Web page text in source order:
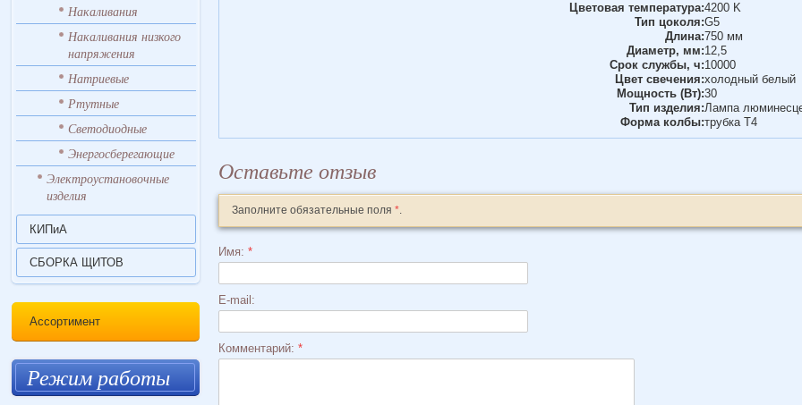
Накаливания
Накаливания низкого
напряжения
Натриевые
Ртутные
Светодиодные
Энергосберегающие
Электроустановочные
изделия
КИПиА
СБОРКА ЩИТОВ
Ассортимент
Режим работы
Цветовая температура:4200 K
Тип цоколя:G5
Длина:750 мм
Диаметр, мм:12,5
Срок службы, ч:10000
Цвет свечения:холодный белый
Мощность (Вт):30
Тип изделия:Лампа
Форма колбы:трубка Т4
Оставьте отзыв
Заполните обязательные поля*.
Имя:*
E-mail:
Комментарий:*